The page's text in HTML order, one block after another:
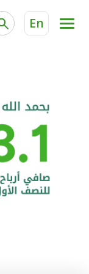
En
الخدمات
خدمة "بيتك"
الحسابات
البطاقات
"برامج